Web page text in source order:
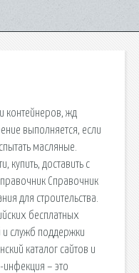
контейнеров, жд
выполняется, если
масляные.
купить, доставить с
Справочник
для строительства.
бесплатных
служб поддержки
каталог сайтов и
инфекция – это